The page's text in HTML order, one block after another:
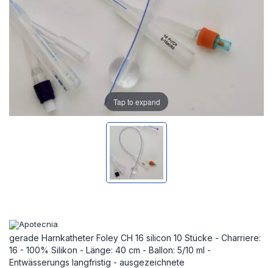
gerade Harnkatheter Foley CH 16 silicon 10 Stücke - Charriere:
16 - 100% Silikon - Länge: 40 cm - Ballon: 5/10 ml -
Entwässerungs langfristig - ausgezeichnete
Tap to expand